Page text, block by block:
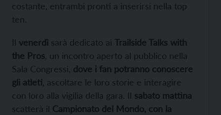
costante, entrambi pronti a inserirsi nella top
ten.
Il venerdì sarà dedicato ai Trailside Talks with
the Pros , un incontro aperto al pubblico nella
Sala Congressi, dove i fan potranno conoscere
gli atleti , ascoltare le loro storie e interagire
con loro alla vigilia della gara. Il sabato mattina
scatterà il Campionato del Mondo, con la